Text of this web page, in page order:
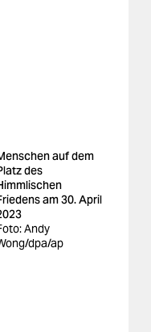
auf dem
des
am 30. April
Andy
dpa/ap